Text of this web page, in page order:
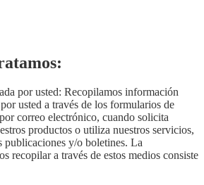
por usted: Recopilamos información
usted a través de los formularios de
correo electrónico, cuando solicita
productos o utiliza nuestros servicios,
publicaciones y/o boletines. La
recopilar a través de estos medios consiste